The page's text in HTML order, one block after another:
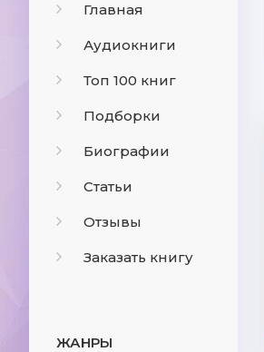
Главная
Аудиокниги
Топ 100 книг
Подборки
Биографии
Статьи
Отзывы
Заказать книгу
ЖАНРЫ